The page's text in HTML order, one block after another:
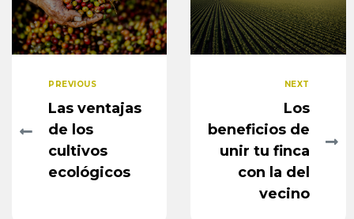
PREVIOUS
Las ventajas
de los
cultivos
ecológicos
NEXT
Los
beneficios de
unir tu finca
con la del
vecino